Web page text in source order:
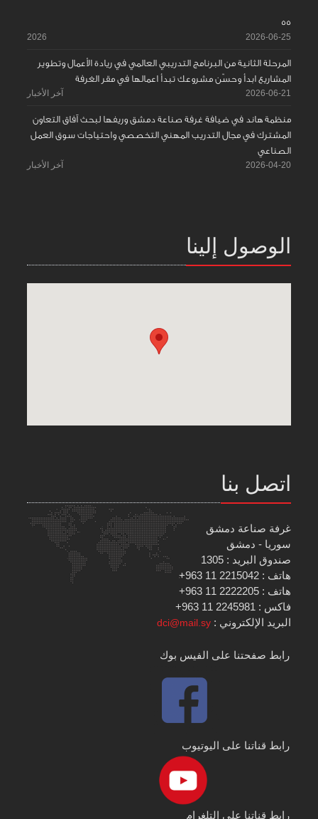
55
2026-06-25
2026
المرحلة الثانية من البرنامج التدريبي العالمي في ريادة الأعمال وتطوير
المشاريع ابدأ وحسّن مشروعك تبدأ اعمالها في مقر الغرفة
2026-06-21 آخر الأخبار
منظمة هاند في ضيافة غرفة صناعة دمشق وريفها لبحث آفاق التعاون
المشترك في مجال التدريب المهني التخصصي واحتياجات سوق العمل
الصناعي
2026-04-20 آخر الأخبار
الوصول إلينا
اتصل بنا
غرفة صناعة دمشق
سوريا - دمشق
صندوق البريد : 1305
هاتف : 2215042 11 963+
هاتف : 2222205 11 963+
فاكس : 2245981 11 963+
البريد الإلكتروني :dci@mail.sy
رابط صفحتنا على الفيس بوك
رابط قناتنا على اليوتيوب
رابط قناتنا على التلغرام